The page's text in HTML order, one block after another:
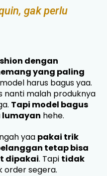
gak perlu
dengan
yang paling
harus bagus yaa.
nanti malah produknya
Tapi model bagus
hehe.
yaa pakai trik
tetap bisa
dipakai. Tapi tidak
order segera.